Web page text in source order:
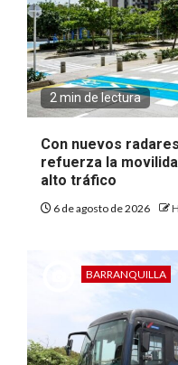
2 min de lectura
Con nuevos
refuerza la
alto tráfico
6 de agosto de 2026
BARRANQUILLA